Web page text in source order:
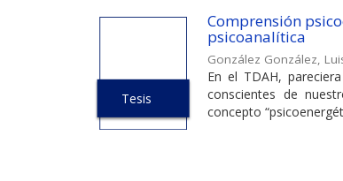
Tesis
Comprensión
psicoanalítica
González González,
En el TDAH,
conscientes de
concepto